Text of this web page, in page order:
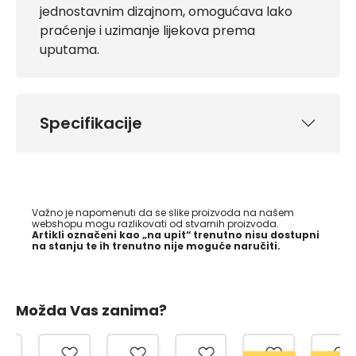
jednostavnim dizajnom, omogućava lako
praćenje i uzimanje lijekova prema
uputama.
Specifikacije
Važno je napomenuti da se slike proizvoda na našem
webshopu mogu razlikovati od stvarnih proizvoda.
Artikli označeni kao „na upit“ trenutno nisu dostupni
na stanju te ih trenutno nije moguće naručiti.
Možda Vas zanima?